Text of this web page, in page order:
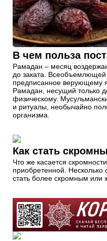
В чем польза
Рамадан – месяц
до заката.
предписанное верующему
Рамадан, несущий только
физическому.
и ритуалы, необычайно
организма.
Как стать
Что же касается
приобретенной. Несколько
стать более скромным или